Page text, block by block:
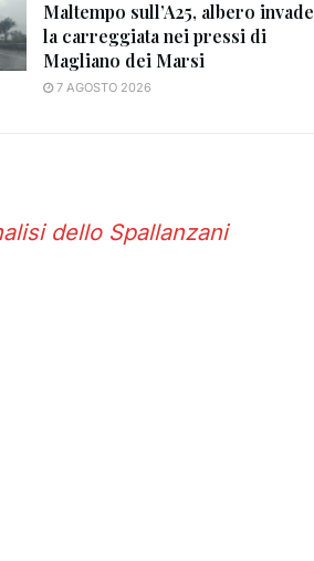
Maltempo sull’A25, albero invade
la carreggiata nei pressi di
Magliano dei Marsi
7 AGOSTO 2026
dello Spallanzani